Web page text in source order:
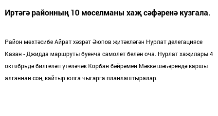
Иртәгә районның 10 мөселманы хаҗ сәфәренә кузгала.
Район мөхтәсибе Айрат хәзрәт Әюпов җитәкләгән Нурлат делегациясе
Казан - Джидда маршруты буенча самолет белән оча. Нурлат хаҗилары 4
октябрьдә билгеләп үтеләчәк Корбан бәйрәмен Мәккә шәһәрендә каршы
алганнан соң, кайтыр юлга чыгарга планлаштыралар.